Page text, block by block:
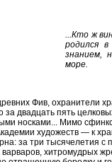
...Кто ж
родился
знанием,
море.
Фив, охранители
двадцать пять
носками... Мимо
художеств — к
за три тысячелетия с
хитромудрых